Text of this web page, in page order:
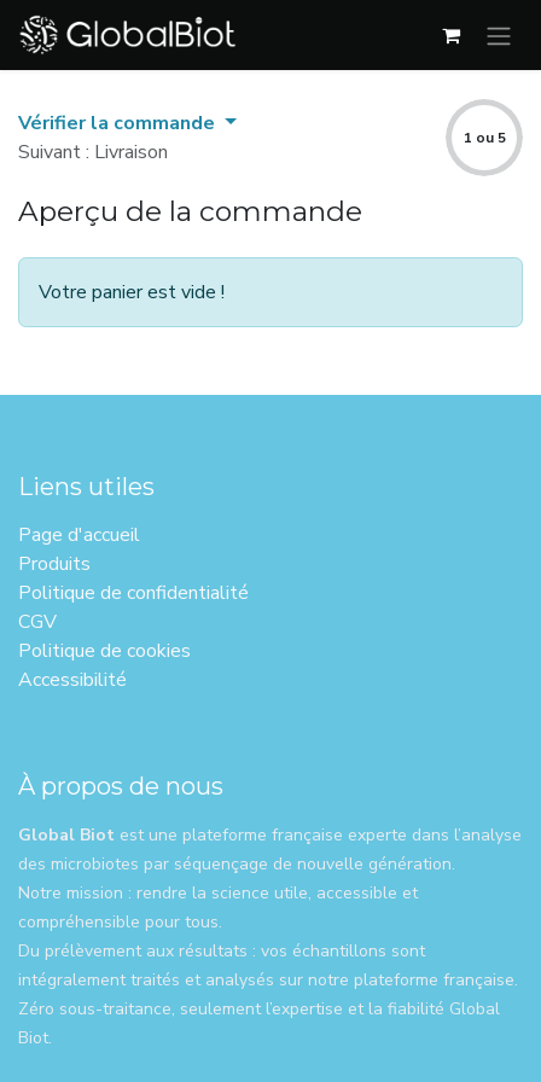
Se rendre au contenu
Vérifier la commande
Suivant : Livraison
1 ou 5
Aperçu de la commande
Votre panier est vide !
Liens utiles
Page d'ac​cueil
Produits
Politique de confidentialité
CGV
Politique de cookies
Accessibilité
À propos de nous
Global Biot est une plateforme française experte dans l’analyse
des microbiotes par séquençage de nouvelle génération.
Notre mission : rendre la science utile, accessible et
compréhensible pour tous.
Du prélèvement aux résultats : vos échantillons sont
intégralement traités et analysés sur notre plateforme française.
Zéro sous-traitance, seulement l’expertise et la fiabilité Global
Biot.